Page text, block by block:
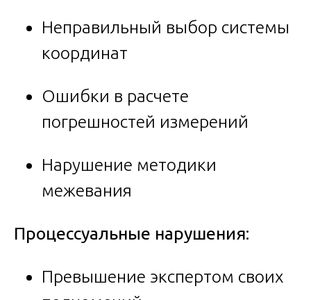
Неправильный выбор системы
координат
Ошибки в расчете
погрешностей измерений
Нарушение методики
межевания
Процессуальные нарушения:
Превышение экспертом своих